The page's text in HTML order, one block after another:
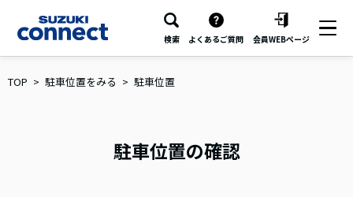
検索 よくあるご質問 会員WEBページ
TOP 駐車位置をみる 駐車位置
駐車位置の確認